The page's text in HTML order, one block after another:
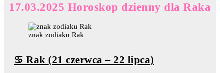
17.03.2025 Horoskop dzienny dla Raka
znak zodiaku Rak
♋ Rak (21 czerwca – 22 lipca)